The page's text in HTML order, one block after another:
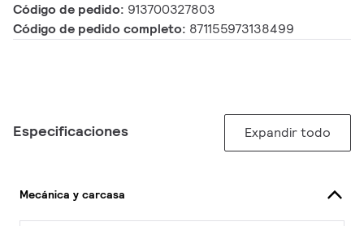
Código de pedido: 913700327803
Código de pedido completo: 871155973138499
Especificaciones Expandir todo
Mecánica y carcasa